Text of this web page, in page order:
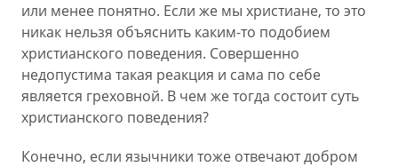
или менее понятно. Если же мы христиане, то это
никак нельзя объяснить каким-то подобием
христианского поведения. Совершенно
недопустима такая реакция и сама по себе
является греховной. В чем же тогда состоит суть
христианского поведения?
Конечно, если язычники тоже отвечают добром